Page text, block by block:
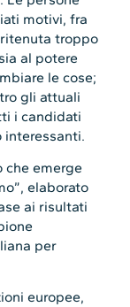
motivi, fra
troppo
al potere
le cose;
gli attuali
i candidati
interessanti.
che emerge
elaborato
ai risultati
per
europee,